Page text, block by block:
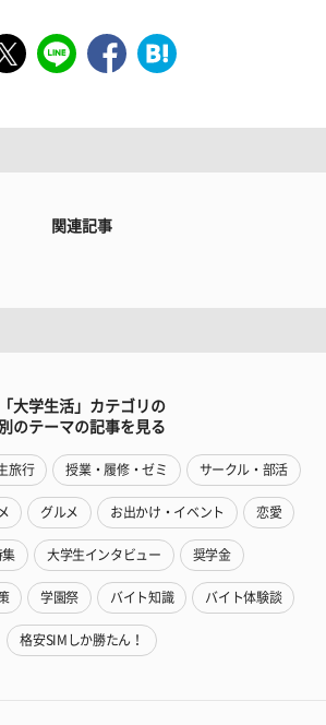
関連記事
「大学生活」カテゴリの
別のテーマの記事を見る
旅行 授業・履修・ゼミ サークル・部活
グルメ お出かけ・イベント 恋愛
集 大学生インタビュー 奨学金
学園祭 バイト知識 バイト体験談
格安SIMしか勝たん！